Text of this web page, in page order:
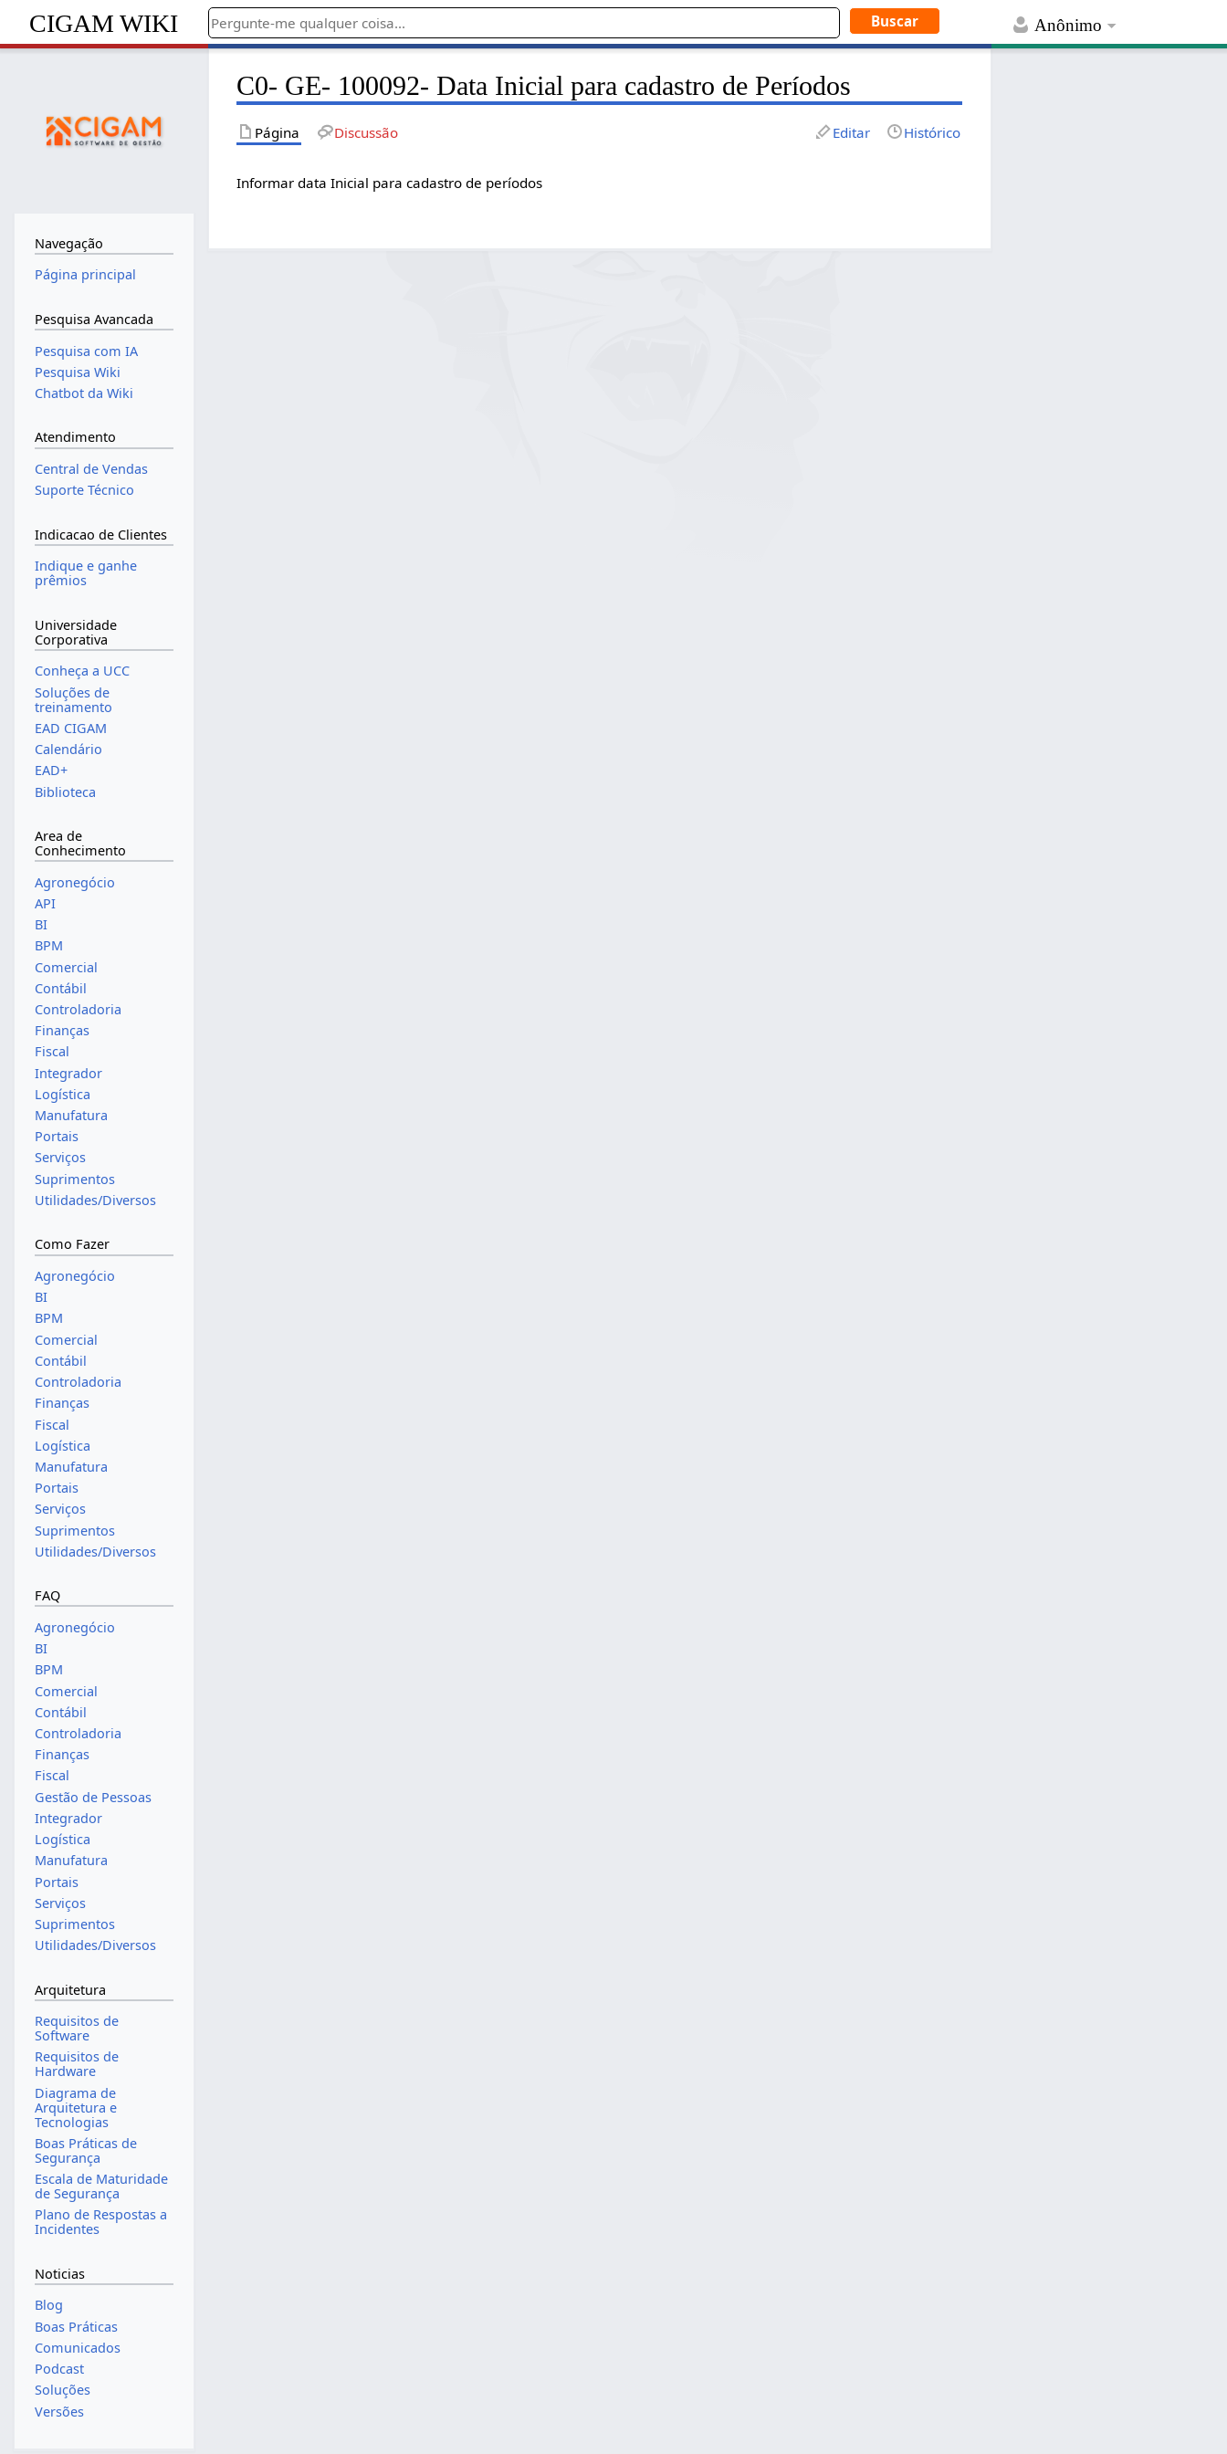
Anônimo
CIGAM WIKI
C0- GE- 100092- Data Inicial para cadastro de Períodos
Página Discussão Editar Histórico
Informar data Inicial para cadastro de períodos
Navegação
Página principal
Pesquisa Avancada
Pesquisa com IA
Pesquisa Wiki
Chatbot da Wiki
Atendimento
Central de Vendas
Suporte Técnico
Indicacao de Clientes
Indique e ganhe
prêmios
Universidade
Corporativa
Conheça a UCC
Soluções de
treinamento
EAD CIGAM
Calendário
EAD+
Biblioteca
Area de
Conhecimento
Agronegócio
API
BI
BPM
Comercial
Contábil
Controladoria
Finanças
Fiscal
Integrador
Logística
Manufatura
Portais
Serviços
Suprimentos
Utilidades/Diversos
Como Fazer
Agronegócio
BI
BPM
Comercial
Contábil
Controladoria
Finanças
Fiscal
Logística
Manufatura
Portais
Serviços
Suprimentos
Utilidades/Diversos
FAQ
Agronegócio
BI
BPM
Comercial
Contábil
Controladoria
Finanças
Fiscal
Gestão de Pessoas
Integrador
Logística
Manufatura
Portais
Serviços
Suprimentos
Utilidades/Diversos
Arquitetura
Requisitos de
Software
Requisitos de
Hardware
Diagrama de
Arquitetura e
Tecnologias
Boas Práticas de
Segurança
Escala de Maturidade
de Segurança
Plano de Respostas a
Incidentes
Noticias
Blog
Boas Práticas
Comunicados
Podcast
Soluções
Versões